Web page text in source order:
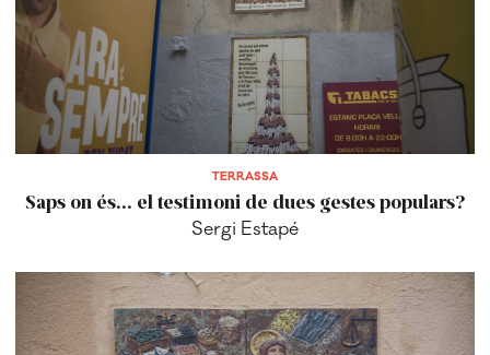
TERRASSA
Saps on és... el testimoni de dues gestes populars?
Sergi Estapé